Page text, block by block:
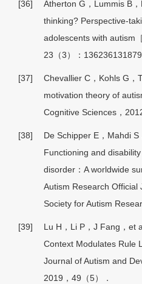
[36]
Atherton G，Lummis B
thinking? Perspective-
adolescents with autism
23（3）：
[37]
Chevallier C，Kohls G，
motivation theory of
Cognitive Sciences，
[38]
De Schipper E，Mahdi S
Functioning and
disorder：A worldwide
Autism Research
Society for Autism
[39]
Lu H，Li P，J Fang，et
Context Modulates Rule
Journal of Autism and
2019，49（5）．